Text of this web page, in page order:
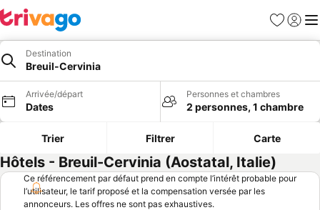
Favoris
Se
Destination
Breuil-Cervinia
Arrivée/départ
Dates
Personnes et chambres
2 personnes, 1 chambre
Trier Filtrer Carte
Hôtels - Breuil-Cervinia (Aostatal, Italie)
Ce référencement par défaut prend en compte l’intérêt probable pour
l’utilisateur, le tarif proposé et la compensation versée par les
annonceurs. Les offres ne sont pas exhaustives.